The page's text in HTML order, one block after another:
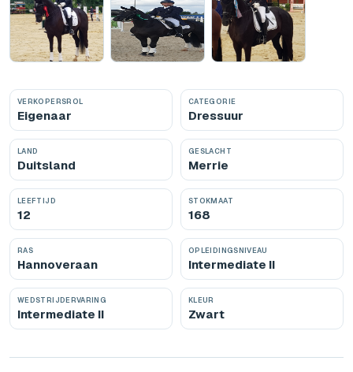
VERKOPERSROL
Eigenaar
CATEGORIE
Dressuur
LAND
Duitsland
GESLACHT
Merrie
LEEFTIJD
12
STOKMAAT
168
RAS
Hannoveraan
OPLEIDINGSNIVEAU
Intermediate II
WEDSTRIJDERVARING
Intermediate II
KLEUR
Zwart